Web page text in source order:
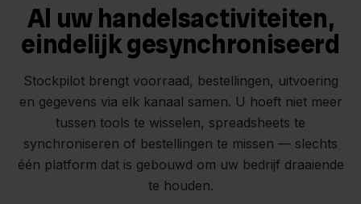
Al uw handelsactiviteiten,
eindelijk gesynchroniseerd
Stockpilot brengt voorraad, bestellingen, uitvoering
en gegevens via elk kanaal samen. U hoeft niet meer
tussen tools te wisselen, spreadsheets te
synchroniseren of bestellingen te missen — slechts
één platform dat is gebouwd om uw bedrijf draaiende
te houden.